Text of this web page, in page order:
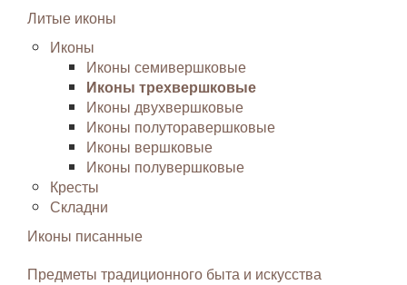
Литые иконы
Иконы
Иконы семивершковые
Иконы трехвершковые
Иконы двухвершковые
Иконы полуторавершковые
Иконы вершковые
Иконы полувершковые
Кресты
Складни
Иконы писанные
Предметы традиционного быта и искусства